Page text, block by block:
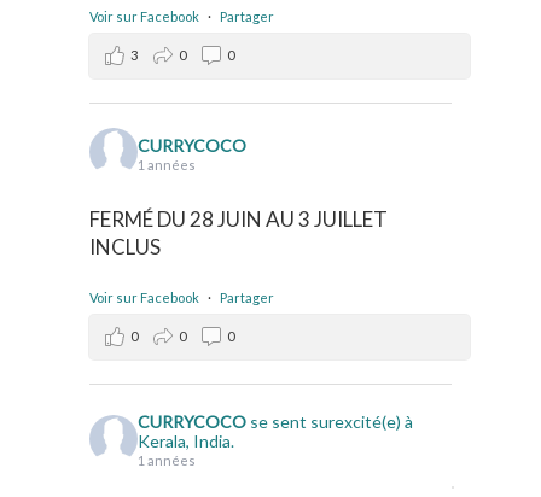
Voir sur Facebook · Partager
3 0 0
CURRYCOCO
1 années
FERMÉ DU 28 JUIN AU 3 JUILLET
INCLUS
Voir sur Facebook · Partager
0 0 0
CURRYCOCO se sent surexcité(e) à
Kerala, India.
1 années